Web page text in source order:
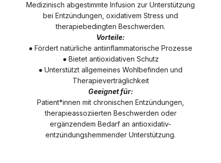
Medizinisch abgestimmte Infusion zur Unterstützung
bei Entzündungen, oxidativem Stress und
therapiebedingten Beschwerden.
Vorteile:
● Fördert natürliche antiinflammatorische Prozesse
● Bietet antioxidativen Schutz
● Unterstützt allgemeines Wohlbefinden und
Therapieverträglichkeit
Geeignet für:
Patient*innen mit chronischen Entzündungen,
therapieassoziierten Beschwerden oder
ergänzendem Bedarf an antioxidativ-
entzündungshemmender Unterstützung.